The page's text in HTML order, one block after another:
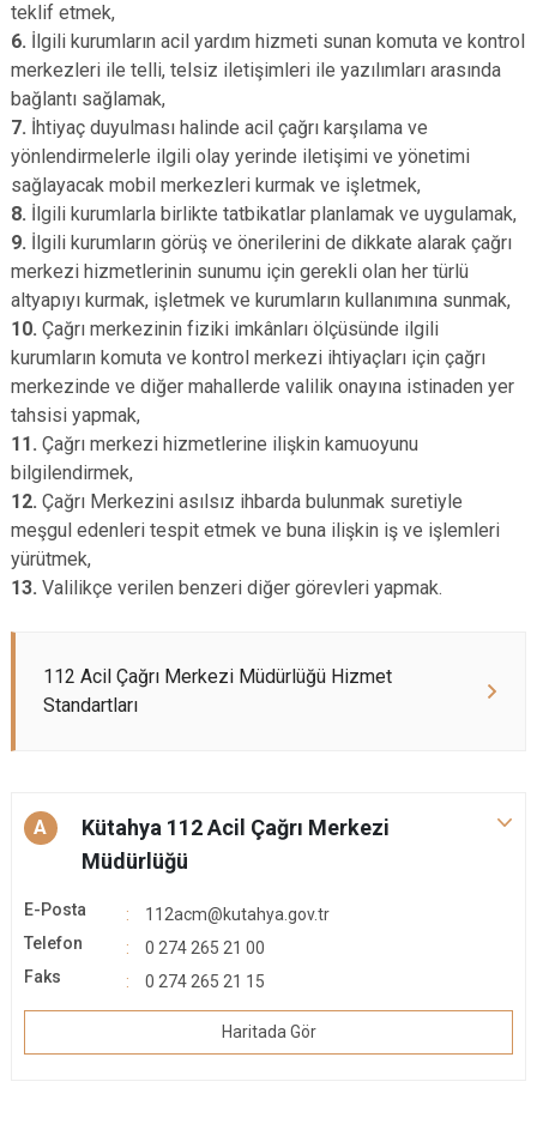
teklif etmek,
6. İlgili kurumların acil yardım hizmeti sunan komuta ve kontrol
merkezleri ile telli, telsiz iletişimleri ile yazılımları arasında
bağlantı sağlamak,
7. İhtiyaç duyulması halinde acil çağrı karşılama ve
yönlendirmelerle ilgili olay yerinde iletişimi ve yönetimi
sağlayacak mobil merkezleri kurmak ve işletmek,
8. İlgili kurumlarla birlikte tatbikatlar planlamak ve uygulamak,
9. İlgili kurumların görüş ve önerilerini de dikkate alarak çağrı
merkezi hizmetlerinin sunumu için gerekli olan her türlü
altyapıyı kurmak, işletmek ve kurumların kullanımına sunmak,
10. Çağrı merkezinin fiziki imkânları ölçüsünde ilgili
kurumların komuta ve kontrol merkezi ihtiyaçları için çağrı
merkezinde ve diğer mahallerde valilik onayına istinaden yer
tahsisi yapmak,
11. Çağrı merkezi hizmetlerine ilişkin kamuoyunu
bilgilendirmek,
12. Çağrı Merkezini asılsız ihbarda bulunmak suretiyle
meşgul edenleri tespit etmek ve buna ilişkin iş ve işlemleri
yürütmek,
13. Valilikçe verilen benzeri diğer görevleri yapmak.
112 Acil Çağrı Merkezi Müdürlüğü Hizmet
Standartları
A
Kütahya 112 Acil Çağrı Merkezi
Müdürlüğü
E-Posta
112acm@kutahya.gov.tr
Telefon
0 274 265 21 00
Faks
0 274 265 21 15
Haritada Gör